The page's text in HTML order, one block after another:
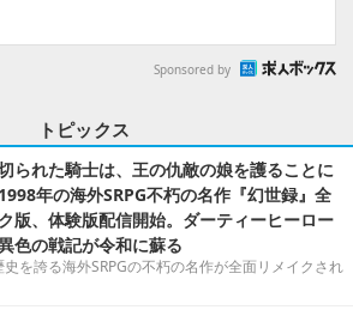
Sponsored by
トピックス
られた騎士は、王の仇敵の娘を護ることに
年の海外SRPG不朽の名作『幻世録』全
版、体験版配信開始。ダーティーヒーロー
色の戦記が令和に蘇る
を誇る海外SRPGの不朽の名作が全面リメイクされ